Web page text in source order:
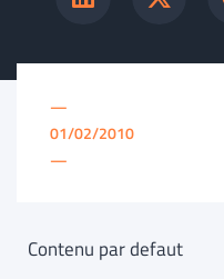
—
01/02/2010
—
Contenu par defaut